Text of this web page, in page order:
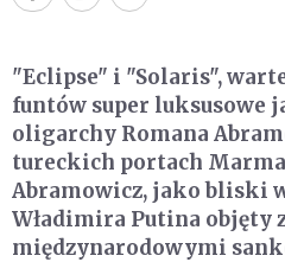
"Eclipse" i "Solaris",
funtów super luksusowe
oligarchy Romana
tureckich portach
Abramowicz, jako bliski
Władimira Putina objęty
międzynarodowymi